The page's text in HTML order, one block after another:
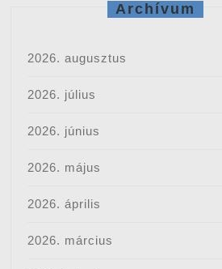
Archívum
2026. augusztus
2026. július
2026. június
2026. május
2026. április
2026. március